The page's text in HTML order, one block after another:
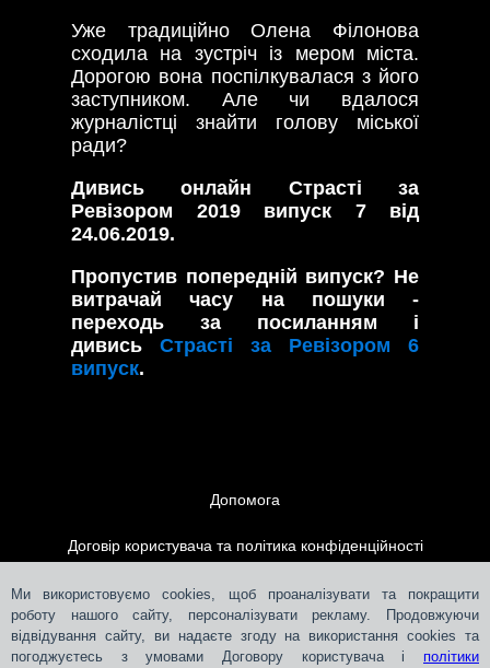
Ми використовуємо cookies, щоб проаналізувати та покращити
роботу нашого сайту, персоналізувати рекламу. Продовжуючи
відвідування сайту, ви надаєте згоду на використання cookies та
погоджуєтесь з умовами Договору користувача і політики
Уже традиційно Олена Філонова
сходила на зустріч із мером міста.
Дорогою вона поспілкувалася з його
заступником. Але чи вдалося
журналістці знайти голову міської
ради?
Дивись онлайн Страсті за
Ревізором 2019 випуск 7 від
24.06.2019.
Пропустив попередній випуск? Не
витрачай часу на пошуки -
переходь за посиланням і
дивись Страсті за Ревізором 6
випуск.
Допомога
Договір користувача та політика конфіденційності
Контакти
Розміщення реклами